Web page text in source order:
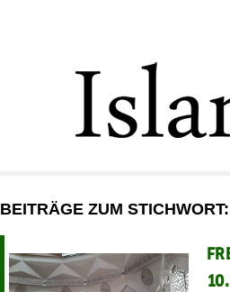
GESELLSCHAFT
STARTSEITE
DEBATTE
BEITRÄGE ZUM